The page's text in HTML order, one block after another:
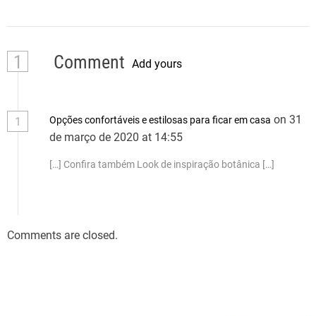
1 Comment Add yours
1 Opções confortáveis e estilosas para ficar em casa on 31
de março de 2020 at 14:55
[…] Confira também Look de inspiração botânica […]
Comments are closed.